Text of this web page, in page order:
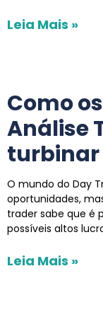
Leia Mais »
Como
Análise
turbinar
O mundo do Day
oportunidades,
trader sabe que é
possíveis altos
Leia Mais »